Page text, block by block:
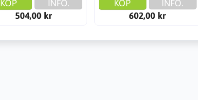
KÖP
INFO.
504,00 kr
KÖP
INFO.
602,00 kr